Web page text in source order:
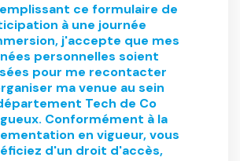
ce formulaire de
à une journée
j'accepte que mes
personnelles soient
pour me recontacter
ma venue au sein
Tech de Co
Conformément à la
en vigueur, vous
d'un droit d'accès,